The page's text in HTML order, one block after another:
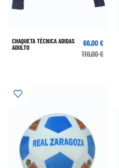
CHAQUETA TÉCNICA ADIDAS
ADULTO
66,00 €
110,00 €